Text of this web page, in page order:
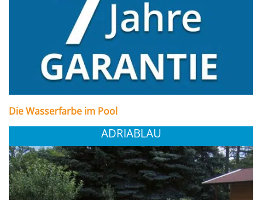
Die Wasserfarbe im Pool
ADRIABLAU